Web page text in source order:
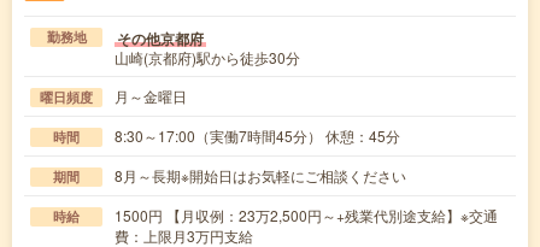
勤務地 その他京都府
山崎(京都府)駅から徒歩30分
曜日頻度 月～金曜日
時間 8:30～17:00（実働7時間45分） 休憩：45分
期間 8月～長期※開始日はお気軽にご相談ください
時給
1500円 【月収例：23万2,500円～+残業代別途支給】※交通
費：上限月3万円支給